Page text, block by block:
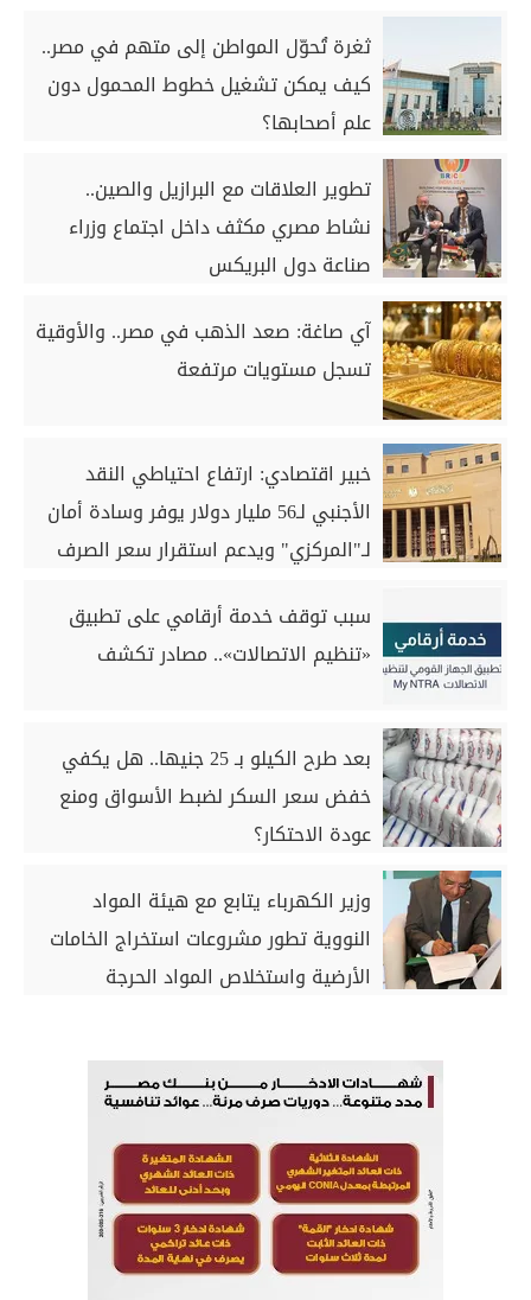
ثغرة تُحوّل المواطن إلى متهم في مصر..
كيف يمكن تشغيل خطوط المحمول دون
علم أصحابها؟
تطوير العلاقات مع البرازيل والصين..
نشاط مصري مكثف داخل اجتماع وزراء
صناعة دول البريكس
آي صاغة: صعد الذهب في مصر.. والأوقية
تسجل مستويات مرتفعة
خبير اقتصادي: ارتفاع احتياطي النقد
الأجنبي لـ56 مليار دولار يوفر وسادة أمان
لـ"المركزي" ويدعم استقرار سعر الصرف
سبب توقف خدمة أرقامي على تطبيق
«تنظيم الاتصالات».. مصادر تكشف
بعد طرح الكيلو بـ 25 جنيها.. هل يكفي
خفض سعر السكر لضبط الأسواق ومنع
عودة الاحتكار؟
وزير الكهرباء يتابع مع هيئة المواد
النووية تطور مشروعات استخراج الخامات
الأرضية واستخلاص المواد الحرجة